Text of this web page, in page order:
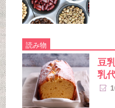
読み物
豆
乳